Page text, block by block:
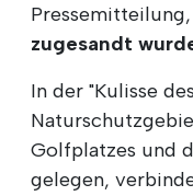
zugesandt
In der "Kulisse
Golfplatzes und
gelegen,